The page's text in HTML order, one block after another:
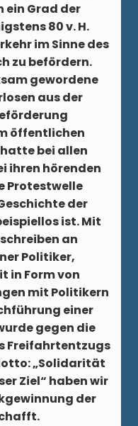
ein Grad der
80 v. H.
im Sinne des
zu befördern.
gewordene
aus der
öffentlichen
bei allen
ihren hörenden
Protestwelle
der
ist. Mit
an
Politiker,
in Form von
mit Politikern
einer
gegen die
Freifahrtentzugs
„Solidarität
Ziel“ haben wir
der